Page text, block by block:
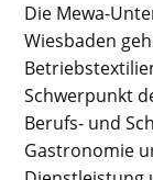
Die Mewa-
Wiesbaden
Schwerpunkt
Berufs- und
Gastronomie